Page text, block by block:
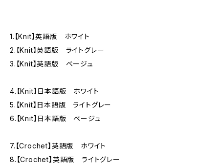
1.【Knit】英語版 ホワイト
2.【Knit】英語版 ライトグレー
3.【Knit】英語版 ベージュ
4.【Knit】日本語版 ホワイト
5.【Knit】日本語版 ライトグレー
6.【Knit】日本語版 ベージュ
7.【Crochet】英語版 ホワイト
8.【Crochet】英語版 ライトグレー